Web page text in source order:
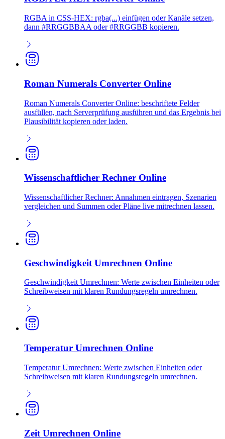
RGBA in CSS-HEX: rgba(...) einfügen oder Kanäle setzen,
dann #RRGGBBAA oder #RRGGBB kopieren.
Roman Numerals Converter Online
Roman Numerals Converter Online: beschriftete Felder
ausfüllen, nach Serverprüfung ausführen und das Ergebnis bei
Plausibilität kopieren oder laden.
Wissenschaftlicher Rechner Online
Wissenschaftlicher Rechner: Annahmen eintragen, Szenarien
vergleichen und Summen oder Pläne live mitrechnen lassen.
Geschwindigkeit Umrechnen Online
Geschwindigkeit Umrechnen: Werte zwischen Einheiten oder
Schreibweisen mit klaren Rundungsregeln umrechnen.
Temperatur Umrechnen Online
Temperatur Umrechnen: Werte zwischen Einheiten oder
Schreibweisen mit klaren Rundungsregeln umrechnen.
Zeit Umrechnen Online